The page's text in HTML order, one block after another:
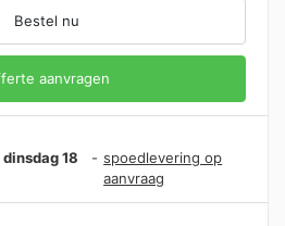
Bestel nu
aanvragen
18
- spoedlevering op
aanvraag